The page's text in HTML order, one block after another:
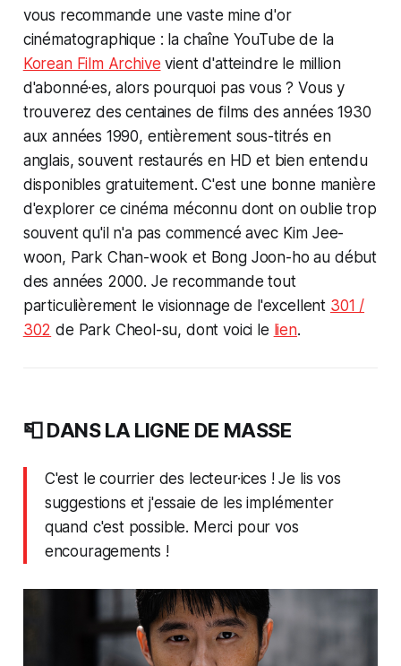
vous recommande une vaste mine d'or
cinématographique : la chaîne YouTube de la
Korean Film Archive vient d'atteindre le million
d'abonné·es, alors pourquoi pas vous ? Vous y
trouverez des centaines de films des années 1930
aux années 1990, entièrement sous-titrés en
anglais, souvent restaurés en HD et bien entendu
disponibles gratuitement. C'est une bonne manière
d'explorer ce cinéma méconnu dont on oublie trop
souvent qu'il n'a pas commencé avec Kim Jee-
woon, Park Chan-wook et Bong Joon-ho au début
des années 2000. Je recommande tout
particulièrement le visionnage de l'excellent 301 /
302 de Park Cheol-su, dont voici le lien.
📮 DANS LA LIGNE DE MASSE
C'est le courrier des lecteur·ices ! Je lis vos
suggestions et j'essaie de les implémenter
quand c'est possible. Merci pour vos
encouragements !